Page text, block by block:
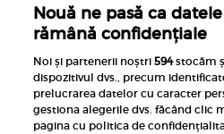
Nouă ne pasă ca
rămână confidențiale
Noi și partenerii noștri594stocăm
dispozitivul dvs., precum
prelucrarea datelor cu caracter
gestiona alegerile dvs. făcând clic
pagina cu politica de